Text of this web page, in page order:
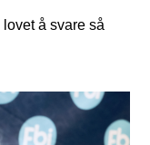
å svare så